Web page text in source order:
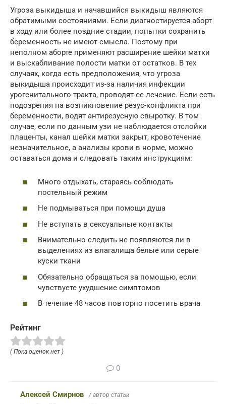
Угроза выкидыша и начавшийся выкидыш являются
обратимыми состояниями. Если диагностируется аборт
в ходу или более поздние стадии, попытки сохранить
беременность не имеют смысла. Поэтому при
неполном аборте применяют расширение шейки матки
и выскабливание полости матки от остатков. В тех
случаях, когда есть предположения, что угроза
выкидыша происходит из-за наличия инфекции
урогенитального тракта, проводят ее лечение. Если есть
подозрения на возникновение резус-конфликта при
беременности, водят антирезусную свыротку. В том
случае, если по данным узи не наблюдается отслойки
плаценты, канал шейки матки закрыт, кровотечение
незначительное, а анализы крови в норме, можно
оставаться дома и следовать таким инструкциям:
Много отдыхать, стараясь соблюдать
постельный режим
Не подмываться при помощи душа
Не вступать в сексуальные контакты
Внимательно следить не появляются ли в
выделениях из влагалища белые или серые
куски ткани
Обязательно обращаться за помощью, если
чувствуете ухудшение симптомов
В течение 48 часов повторно посетить врача
Рейтинг
( Пока оценок нет )
0
Алексей Смирнов / автор статьи